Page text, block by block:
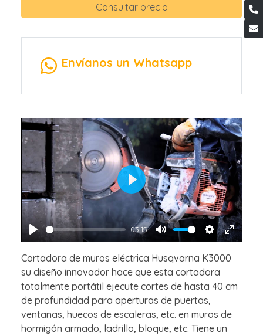
Consultar precio
Envíanos un Whatsapp
Play
03:15
Mute Settings
Enter
Play
Cortadora de muros eléctrica Husqvarna K3000
su diseño innovador hace que esta cortadora
totalmente portátil ejecute cortes de hasta 40 cm
de profundidad para aperturas de puertas,
ventanas, huecos de escaleras, etc. en muros de
hormigón armado, ladrillo, bloque, etc. Tiene un